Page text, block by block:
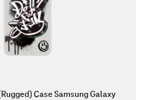
Case Samsung Galaxy